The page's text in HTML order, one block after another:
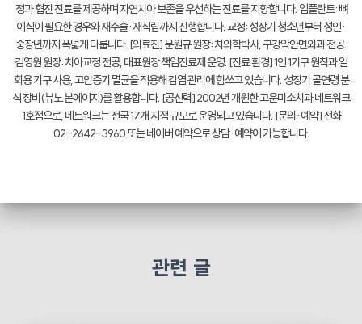
정과 협진 진료를 제공하며 자연치아 보존을 우선하는 진료를 지향합니다. 임플란트: 뼈
이식이 필요한 경우와 재수술·재식립까지 진행합니다. 교정: 성장기 청소년부터 성인·
중장년까지 폭넓게 다룹니다. [의료진] 문원규 원장: 치의학박사, 구강악안면외과 전공.
김영원 원장: 치아교정 전공, 대표원장 책임진료제 운영. [진료 환경] 1인 1기구 원칙과 일
회용 기구 사용, 고압증기 멸균을 적용해 감염 관리에 힘쓰고 있습니다. 성장기 골연령 분
석 장비(뷰노 본에이지)를 활용합니다. [공신력] 2002년 개원한 고운미소치과 네트워크
1호점으로, 네트워크는 전국 17개 지점 규모로 운영되고 있습니다. [문의·예약] 전화
02-2642-3960 또는 네이버 예약으로 상담·예약이 가능합니다.
관련 글